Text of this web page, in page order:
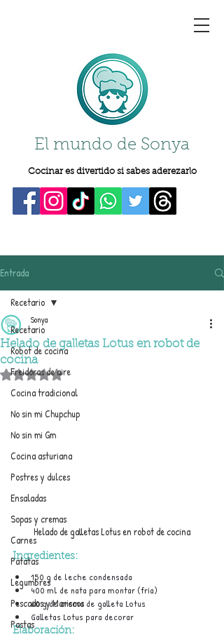
El mundo de Sonya
Cocinar es divertido si sabes aderezarlo
Entrada
Recetario
Robot de cocina
Freidoras de aire
Cocina tradicional
No sin mi Chupchup
No sin mi Gm
Cocina asturiana
Postres y dulces
Ensaladas
Sopas y cremas
Carnes
Patatas
Legumbres
Pescados y Mariscos
Pastas
Recetario
Helado de galletas Lotus en robot de
cocina
Sonya
Obtuvo NaN de 5 estrellas.
Helado de galletas Lotus en robot de cocina
Ingredientes:
150 g de leche condensada
400 ml de nata para montar (fría)
60 g de crema de galleta Lotus
Galletas Lotus para decorar
Elaboración: